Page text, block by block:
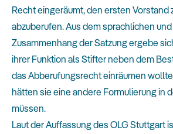
Recht eingeräumt, den ersten Vorstand
abzuberufen. Aus dem sprachlichen
Zusammenhang der Satzung ergebe
ihrer Funktion als Stifter neben dem
das Abberufungsrecht einräumen
hätten sie eine andere Formulierung in
müssen.
Laut der Auffassung des OLG Stuttgart